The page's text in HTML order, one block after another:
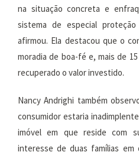
na situação concreta e
sistema de especial
afirmou. Ela destacou que o
moradia de boa-fé e, mais de
recuperado o valor investido.
Nancy Andrighi também
consumidor estaria
imóvel em que reside com
interesse de duas famílias